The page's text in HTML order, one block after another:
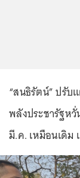
“สนธิรัตน์” ปรับ
พลังประชารัฐหวั่
มี.ค. เหมือนเดิม